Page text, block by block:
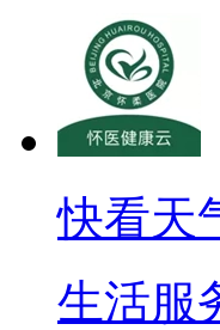
快看天
生活服